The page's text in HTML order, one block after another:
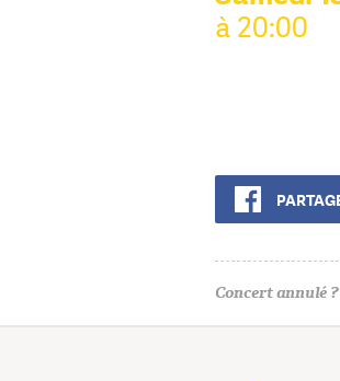
à 20:00
Concert annulé